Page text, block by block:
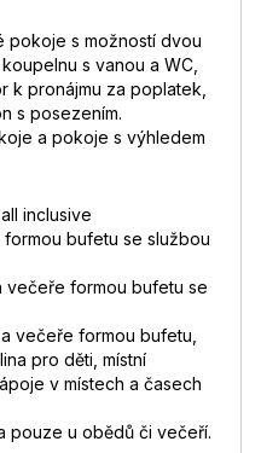
pokoje s možností dvou
s vanou a WC,
k pronájmu za poplatek,
s posezením.
a pokoje s výhledem
inclusive
bufetu se službou
večeře formou bufetu se
večeře formou bufetu,
pro děti, místní
v místech a časech
pouze u obědů či večeří.